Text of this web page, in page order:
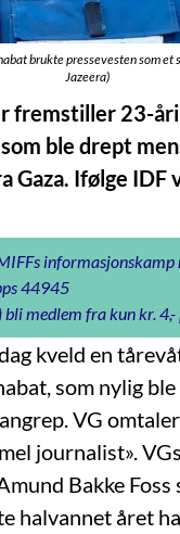
brukte pressevesten som
Jazeera)
fremstiller 23-
ble drept
Gaza. Ifølge IDF
44945
medlem fra kun kr. 4,-
kveld en
som nylig
VG
journalist».
Bakke
halvannet året